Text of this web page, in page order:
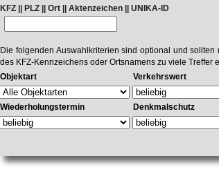
KFZ || PLZ || Ort || Aktenzeichen || UNIKA-ID
Die folgenden Auswahlkriterien sind optional und
des KFZ-Kennzeichens oder Ortsnamens zu viele Treffer
Objektart
Verkehrswert
Wiederholungstermin Denkmalschutz